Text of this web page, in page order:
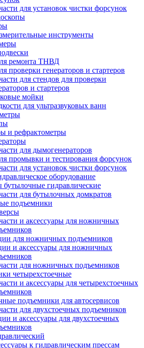
для установок чистки форсунок
инструменты
ремонта ТНВД
проверки генераторов и стартеров
для стендов для проверки
и стартеров
мойки
для ультразвуковых ванн
и рефрактометры
для дымогенераторов
промывки и тестирования форсунок
для установок чистки форсунок
оборудование
бутылочные гидравлические
для бутылочных домкратов
подъемники
и аксессуары для ножничных
для ножничных подъемников
и аксессуары для ножничных
для ножничных подъемников
четырехстоечные
и аксессуары для четырехстоечных
подъемники для автосервисов
для двухстоечных подъемников
и аксессуары для двухстоечных
к гидравлическим прессам